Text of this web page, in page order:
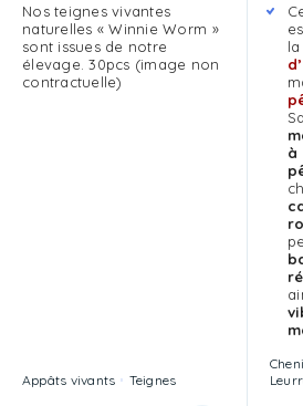
Nos teignes vivantes
naturelles « Winnie Worm »
sont issues de notre
élevage. 30pcs (image non
contractuelle)
Appâts vivants Teignes
à